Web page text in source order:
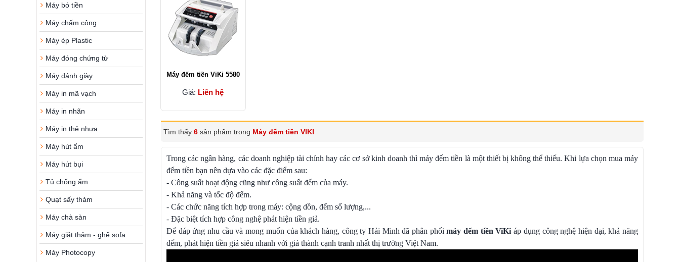
Máy bó tiền
Máy chấm công
Máy ép Plastic
Máy đóng chứng từ
Máy đánh giày
Máy in mã vạch
Máy in nhãn
Máy in thẻ nhựa
Máy hút ẩm
Máy hút bụi
Tủ chống ẩm
Quạt sấy thảm
Máy chà sàn
Máy giặt thảm - ghế sofa
Máy Photocopy
Máy đếm tiền ViKi 5580
Giá: Liên hệ
Tìm thấy 6 sản phẩm trong Máy đếm tiền VIKI
Trong các ngân hàng, các doanh nghiệp tài chính hay các cơ sở kinh doanh thì máy đếm tiền là một thiết bị không thể thiếu. Khi lựa chọn mua máy
đếm tiền bạn nên dựa vào các đặc điểm sau:
- Công suất hoạt động cũng như công suất đếm của máy.
- Khả năng và tốc độ đếm.
- Các chức năng tích hợp trong máy: cộng dồn, đếm số lượng,...
- Đặc biệt tích hợp công nghệ phát hiện tiền giả.
Để đáp ứng nhu cầu và mong muốn của khách hàng, công ty Hải Minh đã phân phốimáy đếm tiền ViKi áp dụng công nghệ hiện đại, khả năng
đếm, phát hiện tiền giả siêu nhanh với giá thành cạnh tranh nhất thị trường Việt Nam.